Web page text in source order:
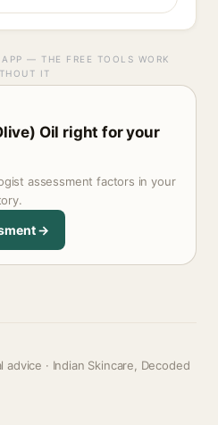
— THE FREE TOOLS WORK
IT
Oil right for your
assessment factors in your
→
advice · Indian Skincare, Decoded